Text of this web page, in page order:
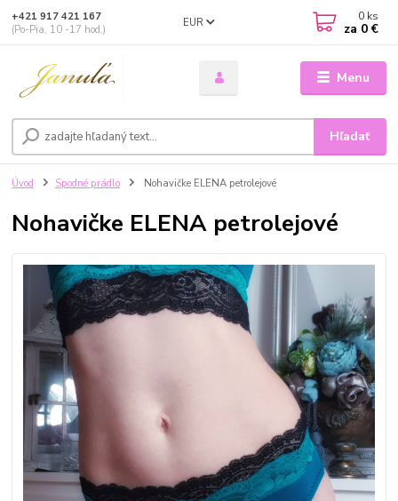
Menu
EUR
Hľadať
+421 917 421 167
(Po-Pia, 10 -17 hod.)
0 ks
za 0 €
Úvod Spodné prádlo Nohavičke ELENA petrolejové
Nohavičke ELENA petrolejové